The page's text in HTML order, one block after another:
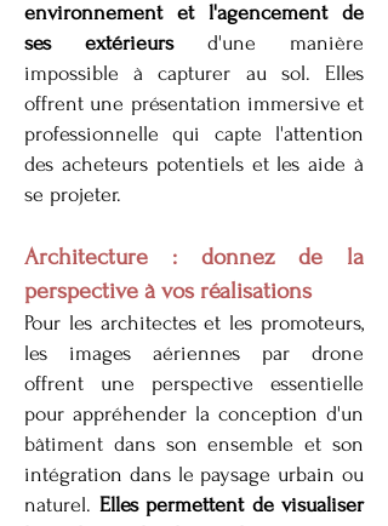
environnement et l'agencement de
ses extérieursd'une manière
impossible à capturer au sol. Elles
offrent une présentation immersive et
professionnelle qui capte l'attention
des acheteurs potentiels et les aide à
se projeter.
Architecture : donnez de la
perspective à vos réalisations
Pour les architectes et les promoteurs,
les images aériennes par drone
offrent une perspective essentielle
pour appréhender la conception d'un
bâtiment dans son ensemble et son
intégration dans le paysage urbain ou
naturel. Elles permettent de visualiser